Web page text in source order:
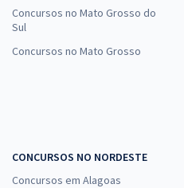
Concursos no Mato Grosso do
Sul
Concursos no Mato Grosso
CONCURSOS NO NORDESTE
Concursos em Alagoas